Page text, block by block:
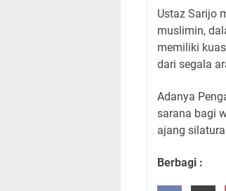
Ustaz Sarijo
muslimin,
memiliki
dari segala
Adanya
sarana bagi
ajang
Berbagi :